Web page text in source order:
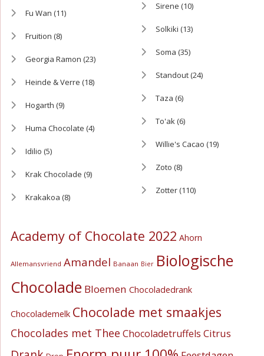
Fu Wan (11)
Fruition (8)
Georgia Ramon (23)
Heinde & Verre (18)
Hogarth (9)
Huma Chocolate (4)
Idilio (5)
Krak Chocolade (9)
Krakakoa (8)
Sirene (10)
Solkiki (13)
Soma (35)
Standout(24)
Taza (6)
To'ak(6)
Willie's Cacao (19)
Zoto (8)
Zotter(110)
Academy of Chocolate 2022 Ahorn
Allemansvriend Amandel Banaan Bier Biologische
Chocolade Bloemen Chocoladedrank
Chocolademelk Chocolade met smaakjes
Chocolades met Thee Chocoladetruffels Citrus